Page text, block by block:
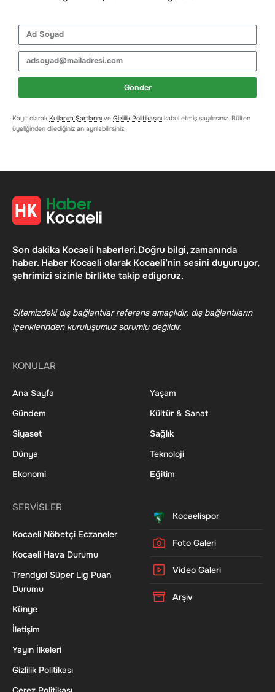
Gönder
Kayıt olarak Kullanım Şartlarını ve Gizlilik Politikasını kabul etmiş sayılırsınız. Bülten
üyeliğinden dilediğiniz an ayrılabilirsiniz.
Son dakika Kocaeli haberleri.Doğru bilgi, zamanında
haber. Haber Kocaeli olarak Kocaeli’nin sesini duyuruyor,
şehrimizi sizinle birlikte takip ediyoruz.
Sitemizdeki dış bağlantılar referans amaçlıdır, dış bağlantıların
içeriklerinden kuruluşumuz sorumlu değildir.
KONULAR
Ana Sayfa
Gündem
Siyaset
Dünya
Ekonomi
Yaşam
Kültür & Sanat
Sağlık
Teknoloji
Eğitim
SERVİSLER
Kocaeli Nöbetçi Eczaneler
Kocaeli Hava Durumu
Trendyol Süper Lig Puan
Durumu
Künye
İletişim
Yayın İlkeleri
Gizlilik Politikası
Kocaelispor
Foto Galeri
Video Galeri
Arşiv